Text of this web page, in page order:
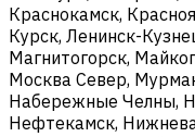
Краснокамск,
Курск, Ленинск-
Магнитогорск,
Москва Север,
Набережные Челны,
Нефтекамск,